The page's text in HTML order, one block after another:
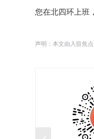
您在北四环上班
声明：本文由入驻焦